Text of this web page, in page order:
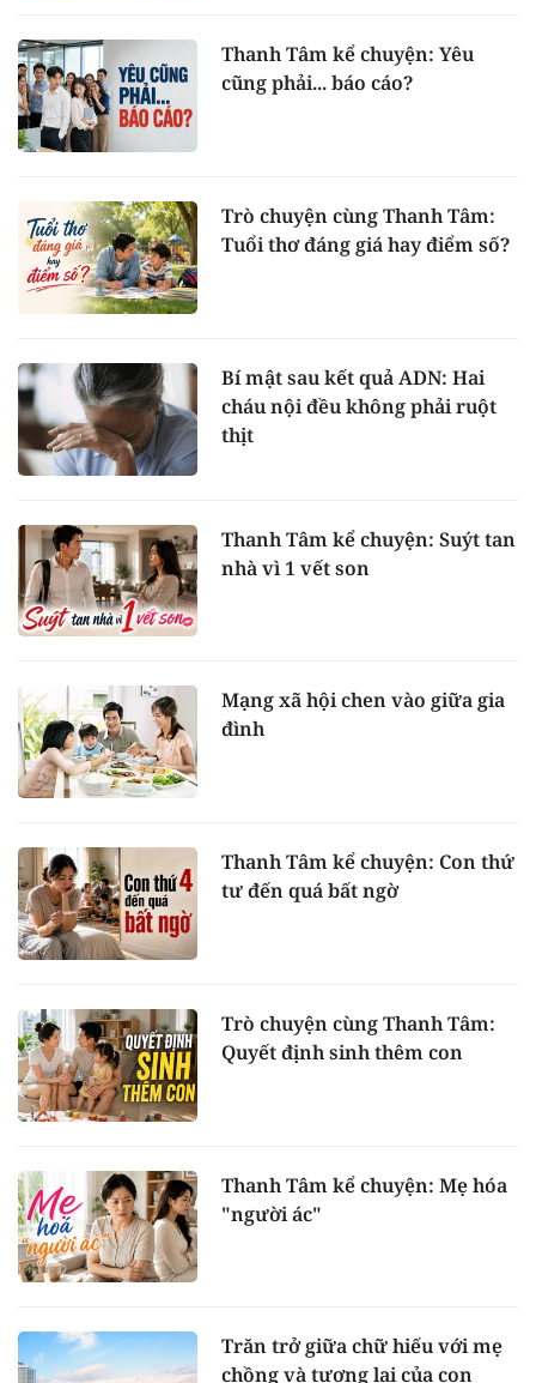
Thanh Tâm kể chuyện: Yêu
cũng phải... báo cáo?
Trò chuyện cùng Thanh Tâm:
Tuổi thơ đáng giá hay điểm số?
Bí mật sau kết quả ADN: Hai
cháu nội đều không phải ruột
thịt
Thanh Tâm kể chuyện: Suýt tan
nhà vì 1 vết son
Mạng xã hội chen vào giữa gia
đình
Thanh Tâm kể chuyện: Con thứ
tư đến quá bất ngờ
Trò chuyện cùng Thanh Tâm:
Quyết định sinh thêm con
Thanh Tâm kể chuyện: Mẹ hóa
"người ác"
Trăn trở giữa chữ hiếu với mẹ
chồng và tương lai của con